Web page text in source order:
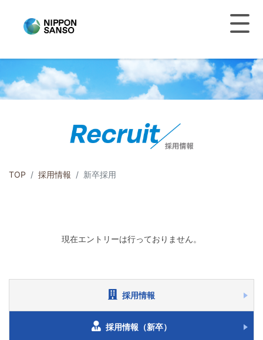
TOP 採用情報 新卒採用
現在エントリーは行っておりません。
採用情報
採用情報（新卒）